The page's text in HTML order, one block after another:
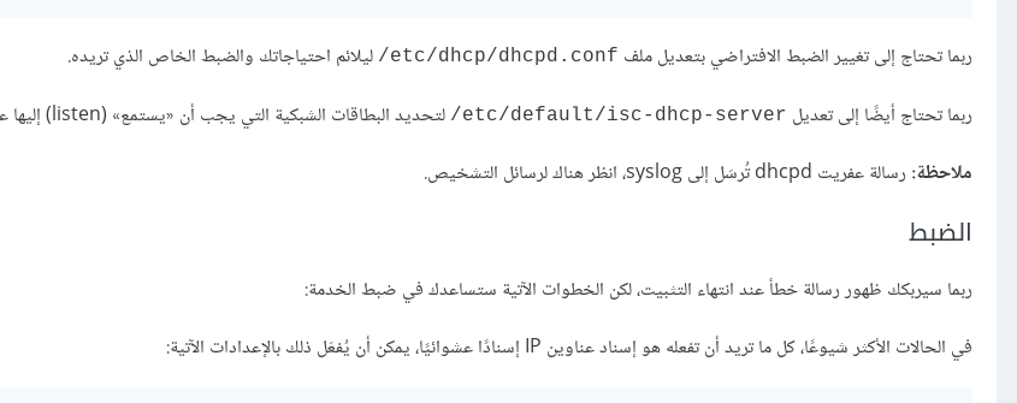
ربما تحتاج إلى تغيير الضبط الافتراضي بتعديل ملف ‎ /etc/dhcp/dhcpd.conf ليلائم احتياجاتك والضبط الخاص الذي تريده.
ربما تحتاج أيضًا إلى تعديل ‎ /etc/default/isc-dhcp-server لتحديد البطاقات الشبكية التي يجب أن «يستمع» (listen) إليها عفريت dhcpd.
ملاحظة: رسالة عفريت dhcpd تُرسَل إلى syslog، انظر هناك لرسائل التشخيص.
الضبط
ربما سيربكك ظهور رسالة خطأ عند انتهاء التثبيت، لكن الخطوات الآتية ستساعدك في ضبط الخدمة:
في الحالات الأكثر شيوعًا، كل ما تريد أن تفعله هو إسناد عناوين IP إسنادًا عشوائيًا، يمكن أن يُفعَل ذلك بالإعدادات الآتية: